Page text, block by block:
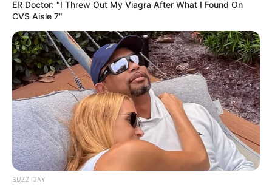
për herë të parë në një finale turneu të Europianit, duke u
përballur me më të fortit në Europë. Ndeshja e parë nuk
shkoi aspak siç pritej pasi humbëm në shifrat 0-4 ndaj
Portugalisë.
ER Doctor: "I Threw Out My Viagra After What I Found On
CVS Aisle 7"
BUZZ DAY